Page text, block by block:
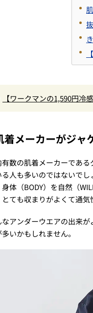
【ワークマンの1,590円
着メーカーがジャ
有数の肌着メーカーであ
る人も多いのではないで
身体（BODY）を自然（
とても収まりがよくて通気
なアンダーウエアの出来
多いかもしれません。